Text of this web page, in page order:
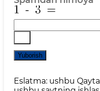
Yuborish
Eslatma: ushbu